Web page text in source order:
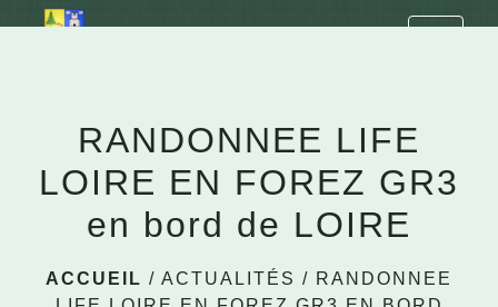
LA CHAPELLE EN LAFAYE
menu
RANDONNEE LIFE
LOIRE EN FOREZ GR3
en bord de LOIRE
ACCUEIL / ACTUALITÉS / RANDONNEE